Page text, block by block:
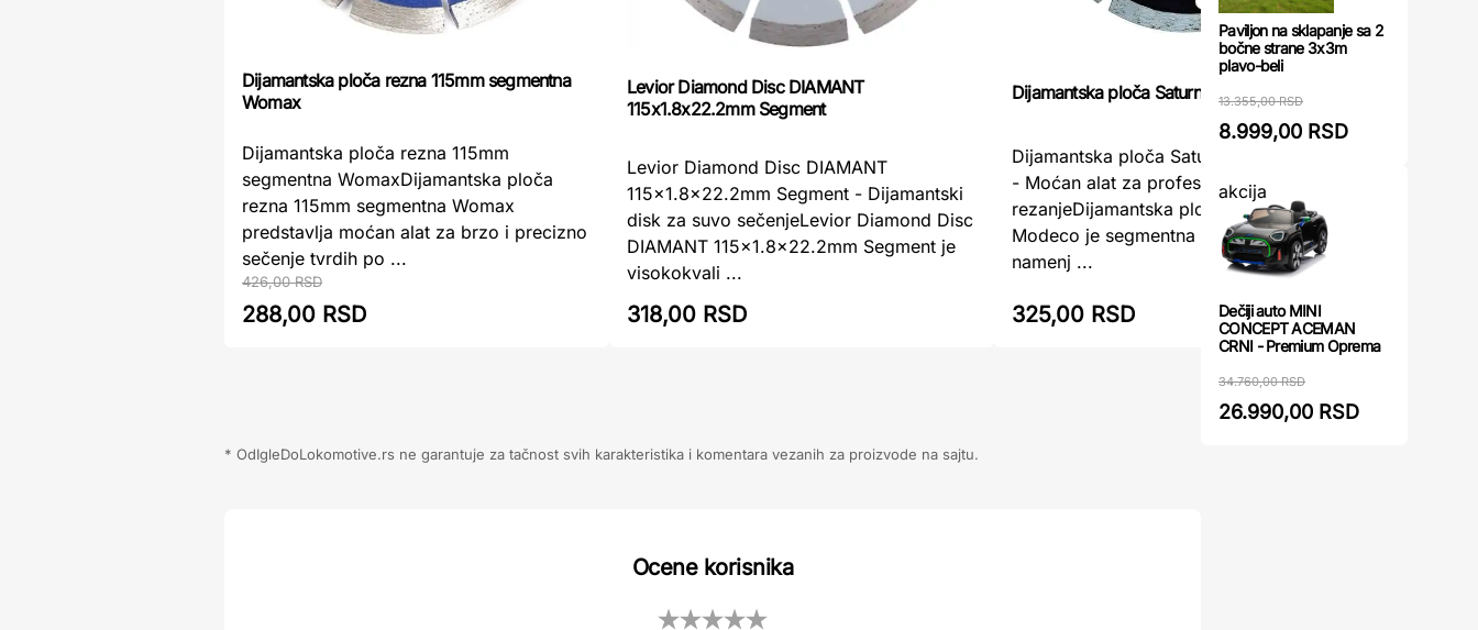
Dijamantska ploča rezna 115mm segmentna
Womax
Dijamantska ploča rezna 115mm
segmentna WomaxDijamantska ploča
rezna 115mm segmentna Womax
predstavlja moćan alat za brzo i precizno
sečenje tvrdih po ...
426,00 RSD
288,00 RSD
Levior Diamond Disc DIAMANT
115x1.8x22.2mm Segment
Levior Diamond Disc DIAMANT
115x1.8x22.2mm Segment - Dijamantski
disk za suvo sečenjeLevior Diamond Disc
DIAMANT 115x1.8x22.2mm Segment je
visokokvali ...
318,00 RSD
Dijamantska ploča Saturn 115mm Modeco
Dijamantska ploča Saturn 115mm Modeco
- Moćan alat za profesionalno
rezanjeDijamantska ploča Saturn 115mm
Modeco je segmentna dijamantska ploča
namenj ...
325,00 RSD
* OdIgleDoLokomotive.rs ne garantuje za tačnost svih karakteristika i komentara vezanih za proizvode na sajtu.
Ocene korisnika
Paviljon na sklapanje sa 2
bočne strane 3x3m
plavo-beli
13.355,00 RSD
8.999,00 RSD
akcija
Dečiji auto MINI
CONCEPT ACEMAN
CRNI - Premium Oprema
34.760,00 RSD
26.990,00 RSD